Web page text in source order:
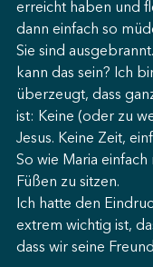
erreicht haben und
dann einfach so
Sie sind
kann das sein? Ich
überzeugt, dass
ist: Keine (oder zu
Jesus. Keine Zeit,
So wie Maria einfach
Füßen zu sitzen.
Ich hatte den
extrem wichtig ist,
dass wir seine